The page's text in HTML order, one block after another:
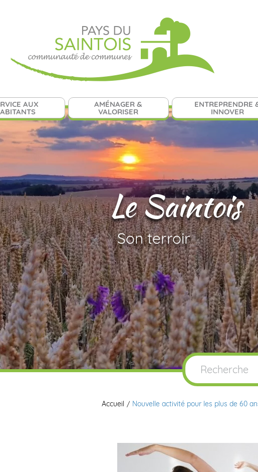
AUX AMÉNAGER &
VALORISER
ENTREPRENDRE
INNOVER
Le Saintois
Son terroir
Accueil Nouvelle activité pour les plus de 60